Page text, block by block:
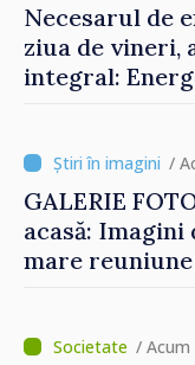
Necesarul de
ziua de vineri,
integral:
/
GALERIE
acasă: Imagini
mare reuniune
/ Acum